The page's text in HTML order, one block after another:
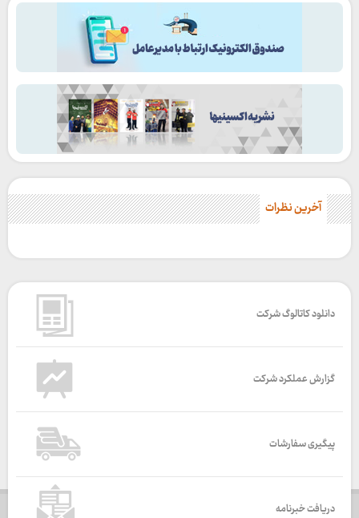
آخرین نظرات
دانلود کاتالوگ شرکت
گزارش عملکرد شرکت
پیگیری سفارشات
دریافت خبرنامه